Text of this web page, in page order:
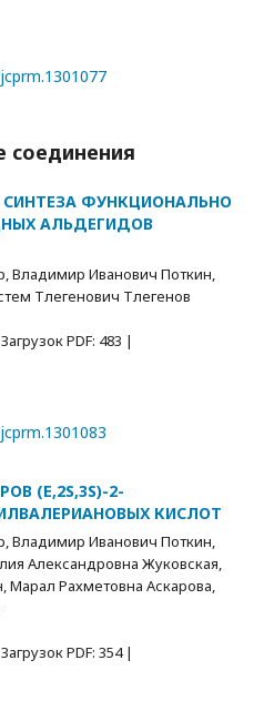
соединения
ФУНКЦИОНАЛЬНО
АЛЬДЕГИДОВ
Владимир Иванович Поткин,
Тлегенович Тлегенов
PDF: 483 |
(Е,2S,3S)-2-
КИСЛОТ
Владимир Иванович Поткин,
Александровна Жуковская,
Марал Рахметовна Аскарова,
PDF: 354 |